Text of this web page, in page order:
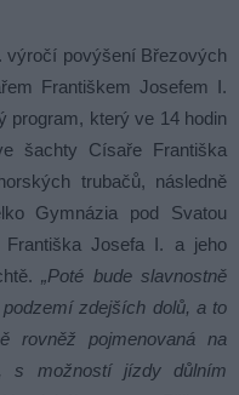
výročí povýšení Březových
Františkem Josefem I.
program, který ve 14 hodin
šachty Císaře Františka
trubačů, následně
Gymnázia pod Svatou
Josefa I. a jeho
„Poté bude slavnostně
zdejších dolů, a to
rovněž pojmenovaná na
s možností jízdy důlním